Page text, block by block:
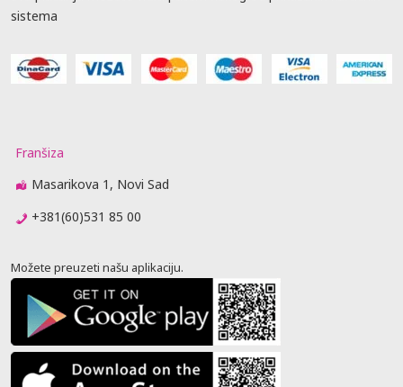
sistema
Franšiza
Masarikova 1, Novi Sad
+381(60)531 85 00
Možete preuzeti našu aplikaciju.